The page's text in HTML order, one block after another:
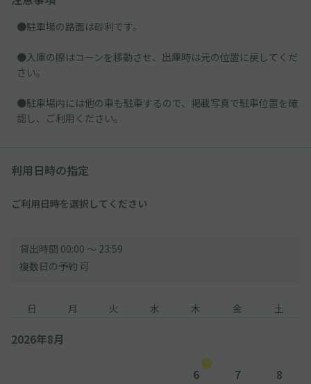
●駐車場の路面は砂利です。
●入庫の際はコーンを移動させ、出庫時は元の位置に戻してくだ
さい。
●駐車場内には他の車も駐車するので、掲載写真で駐車位置を確
認し、ご利用ください。
利用日時の指定
ご利用日時を選択してください
貸出時間 00:00 〜 23:59
複数日の予約 可
日 月 火 水 木 金 土
2026年8月
6 7 8